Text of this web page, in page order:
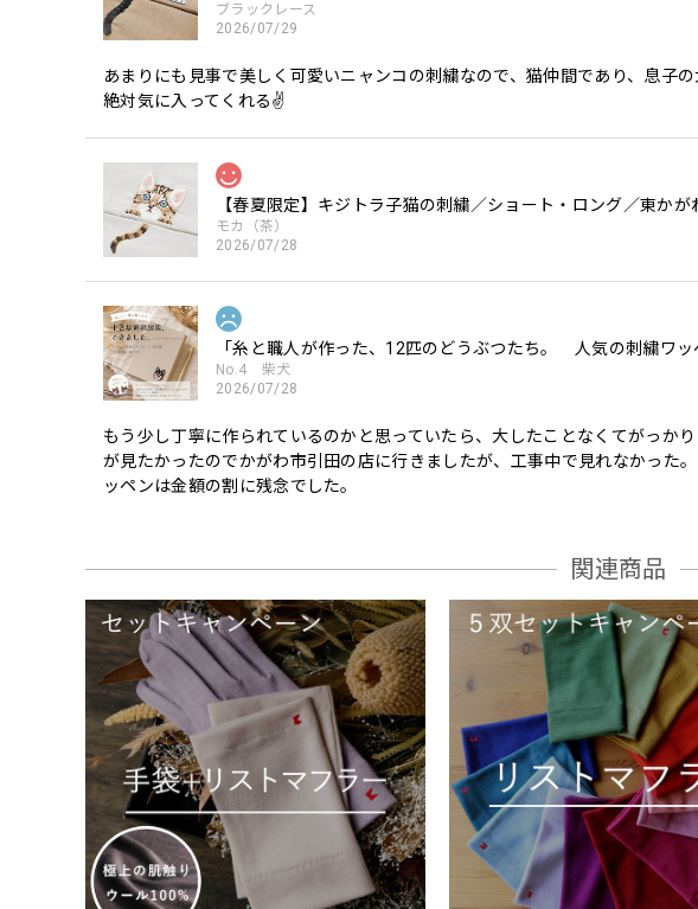
ブラックレース
2026/07/29
あまりにも見事で美しく可愛いニャンコの刺繍なので、猫仲間であり、息子
絶対気に入ってくれる✌️
【春夏限定】キジトラ子猫の刺繍／ショート・ロング／東か
モカ（茶）
2026/07/28
「糸と職人が作った、12匹のどうぶつたち。 人気の刺繍ワッ
No.4 柴犬
2026/07/28
もう少し丁寧に作られているのかと思っていたら、大したことなくてがっか
が見たかったのでかがわ市引田の店に行きましたが、工事中で見れなかった
ッペンは金額の割に残念でした。
No.10 トイプードル白
2026/07/27
トイプードル可愛いです。 特に笑顔のトイプードル、主人がスマホケースに
【春夏限定】キジトラ子猫の刺繍／ショート・ロング／東かが
ブラックレース
2026/07/24
黒レースしか在庫が無かったため、黒レースロングサイズを注文。 黒が入荷
送通知が来ない。おそらく在庫切れだったのだろう。在庫切れなら在庫切れ
関連商品